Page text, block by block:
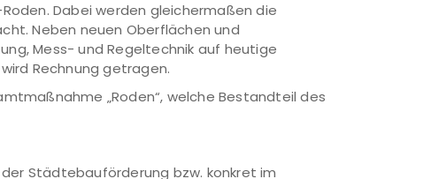
Dabei werden gleichermaßen die
Neben neuen Oberflächen und
Mess- und Regeltechnik auf heutige
Rechnung getragen.
„Roden“, welche Bestandteil des
der Städtebauförderung bzw. konkret im